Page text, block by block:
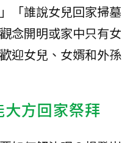
「誰說女兒回家掃墓
念開明或家中只有女
迎女兒、女婿和外孫
方回家祭拜